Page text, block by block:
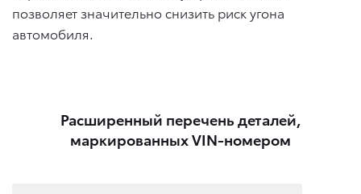
позволяет значительно снизить риск угона
автомобиля.
Расширенный перечень деталей,
маркированных VIN-номером